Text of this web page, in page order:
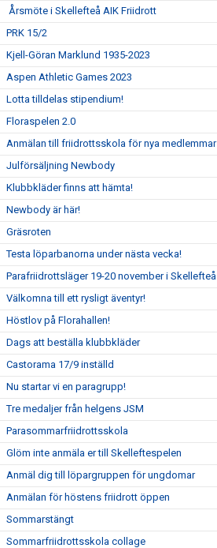
Årsmöte i Skellefteå AIK Friidrott
PRK 15/2
Kjell-Göran Marklund 1935-2023
Aspen Athletic Games 2023
Lotta tilldelas stipendium!
Floraspelen 2.0
Anmälan till friidrottsskola för nya medlemmar
Julförsäljning Newbody
Klubbkläder finns att hämta!
Newbody är här!
Gräsroten
Testa löparbanorna under nästa vecka!
Parafriidrottsläger 19-20 november i Skellefteå
Välkomna till ett rysligt äventyr!
Höstlov på Florahallen!
Dags att beställa klubbkläder
Castorama 17/9 inställd
Nu startar vi en paragrupp!
Tre medaljer från helgens JSM
Parasommarfriidrottsskola
Glöm inte anmäla er till Skelleftespelen
Anmäl dig till löpargruppen för ungdomar
Anmälan för höstens friidrott öppen
Sommarstängt
Sommarfriidrottsskola collage